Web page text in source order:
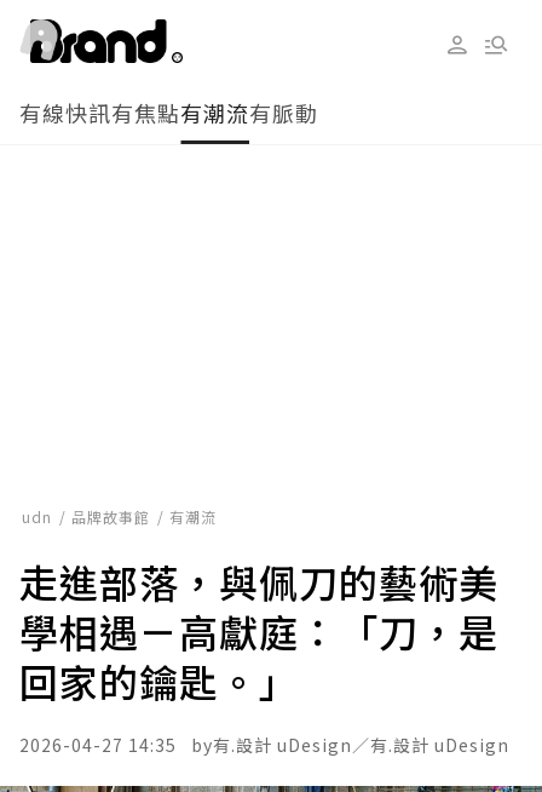
有線快訊有焦點有潮流有脈動
udn 品牌故事館 有潮流
走進部落，與佩刀的藝術美
學相遇－高獻庭：「刀，是
回家的鑰匙。」
2026-04-27 14:35 有.設計 uDesign／有.設計 uDesign